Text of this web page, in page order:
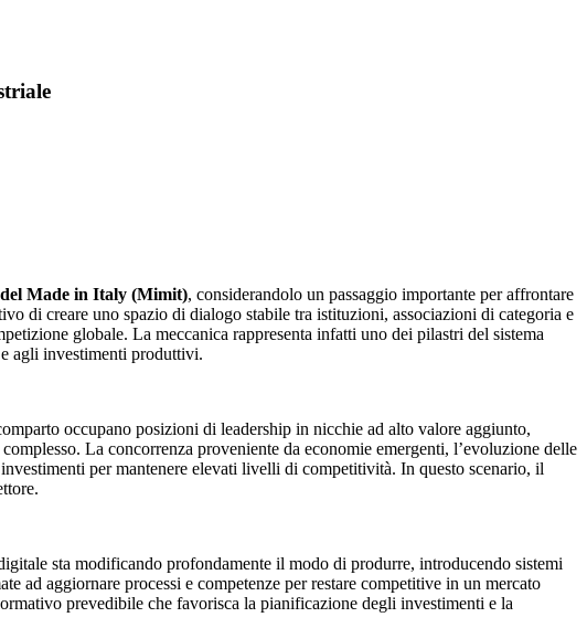
Made in Italy (Mimit), considerandolo un passaggio importante per affrontare
di creare uno spazio di dialogo stabile tra istituzioni, associazioni di categoria e
globale. La meccanica rappresenta infatti uno dei pilastri del sistema
agli investimenti produttivi.
occupano posizioni di leadership in nicchie ad alto valore aggiunto,
La concorrenza proveniente da economie emergenti, l’evoluzione delle
per mantenere elevati livelli di competitività. In questo scenario, il
sta modificando profondamente il modo di produrre, introducendo sistemi
ad aggiornare processi e competenze per restare competitive in un mercato
prevedibile che favorisca la pianificazione degli investimenti e la